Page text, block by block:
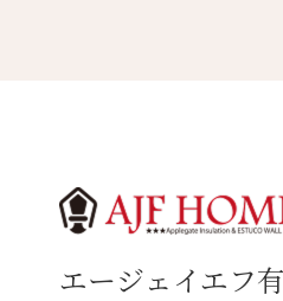
エージェイエフ